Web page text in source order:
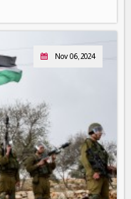
Nov 06, 2024